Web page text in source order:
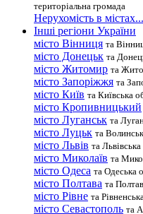
територіальна громада
Нерухомість в містах...
Інші регіони України
місто Вінниця та
місто Донецьк та
місто Житомир та
місто Запоріжжя та
місто Київ та Київська
місто Кропивницький
місто Луганськ та
місто Луцьк та
місто Львів та
місто Миколаїв та
місто Одеса та Одеська
місто Полтава та
місто Рівне та
місто Севастополь та